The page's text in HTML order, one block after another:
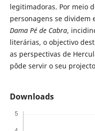
legitimadoras. Por meio
personagens se dividem
Dama Pé de Cabra,
literárias, o objectivo
as perspectivas de
pôde servir o seu
Downloads